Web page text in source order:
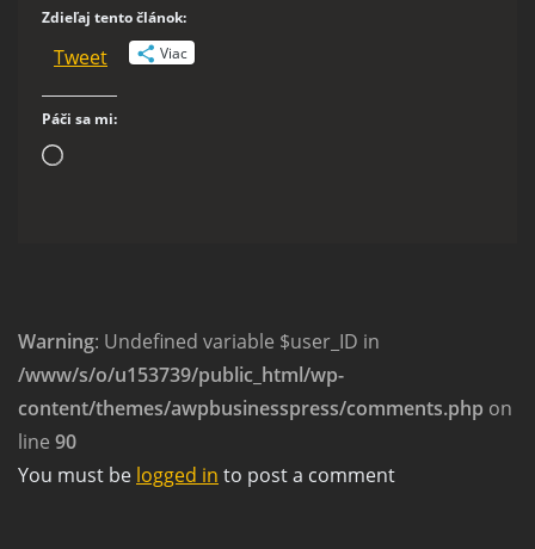
Zdieľaj tento článok:
Tweet Viac
Páči sa mi:
Loading…
Warning: Undefined variable $user_ID in
/www/s/o/u153739/public_html/wp-
content/themes/awpbusinesspress/comments.php on
line 90
You must be logged in to post a comment